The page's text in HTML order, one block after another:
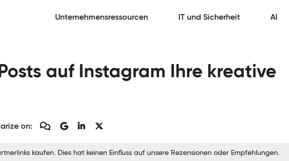
Unternehmensressourcen IT und Sicherheit AI
auf Instagram Ihre kreative
on:
kaufen. Dies hat keinen Einfluss auf unsere Rezensionen oder Empfehlungen.